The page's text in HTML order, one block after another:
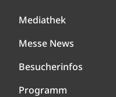
Mediathek
Messe News
Besucherinfos
Programm